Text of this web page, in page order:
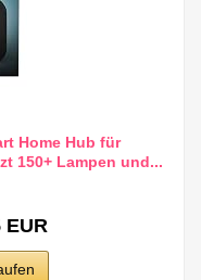
Home Hub für
150+ Lampen und...
EUR